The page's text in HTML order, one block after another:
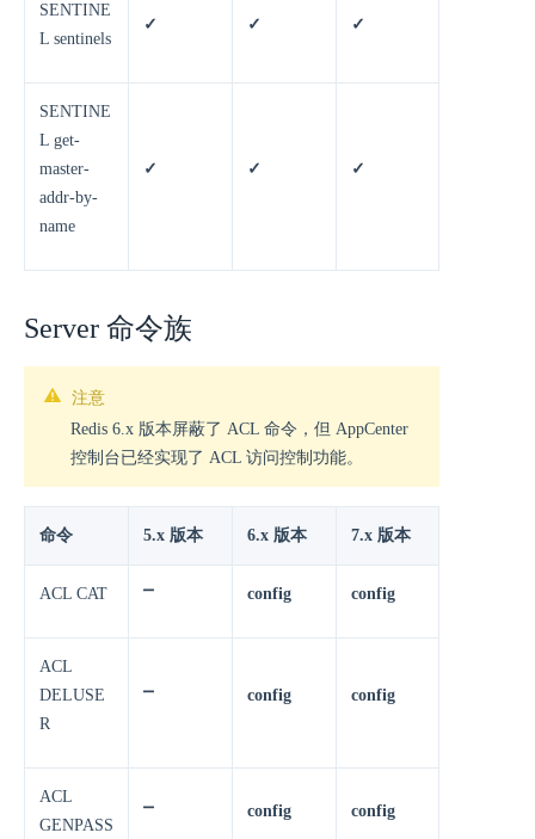
SENTINE
L sentinels
✓ ✓ ✓
SENTINE
L get-
master-
addr-by-
name
✓ ✓ ✓
Server 命令族
注意
Redis 6.x 版本屏蔽了 ACL 命令，但 AppCenter
控制台已经实现了 ACL 访问控制功能。
命令 5.x 版本 6.x 版本 7.x 版本
ACL CAT ⎻ config config
ACL
DELUSE
R
⎻ config config
ACL
GENPASS
⎻ config config